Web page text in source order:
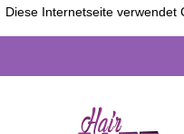
Diese Internetseite verwendet